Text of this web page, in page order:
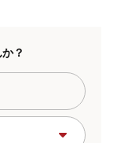
？